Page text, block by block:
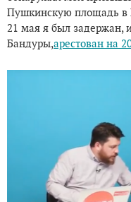
Пушкинскую площадь в
21 мая я был задержан,
Бандуры,арестован на